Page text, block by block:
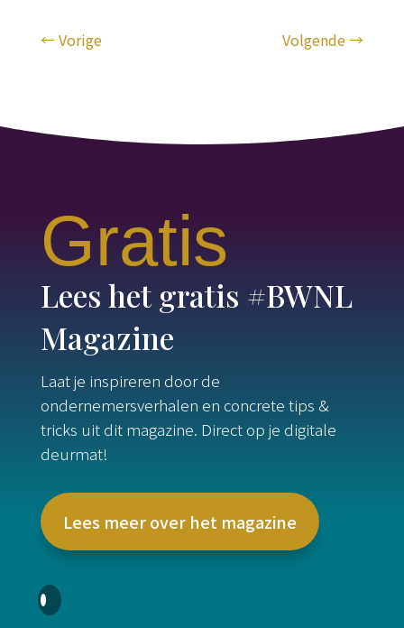
←Vorige Volgende→
Gratis
Lees het gratis #BWNL
Magazine
Laat je inspireren door de
ondernemersverhalen en concrete tips &
tricks uit dit magazine. Direct op je digitale
deurmat!
Lees meer over het magazine